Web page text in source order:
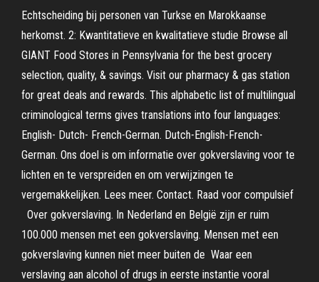
Echtscheiding bij personen van Turkse en Marokkaanse
herkomst. 2: Kwantitatieve en kwalitatieve studie Browse all
GIANT Food Stores in Pennsylvania for the best grocery
selection, quality, & savings. Visit our pharmacy & gas station
for great deals and rewards. This alphabetic list of multilingual
criminological terms gives translations into four languages:
English- Dutch- French-German. Dutch-English-French-
German. Ons doel is om informatie over gokverslaving voor te
lichten en te verspreiden en om verwijzingen te
vergemakkelijken. Lees meer. Contact. Raad voor compulsief
Over gokverslaving. In Nederland en België zijn er ruim
100.000 mensen met een gokverslaving. Mensen met een
gokverslaving kunnen niet meer buiten de Waar een
verslaving aan alcohol of drugs in eerste instantie vooral